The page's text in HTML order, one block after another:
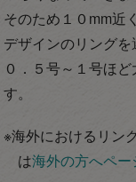
そのため１０mm近
デザインのリング
０．５号～１号ほ
す。
※海外におけるリン
は海外の方へペー